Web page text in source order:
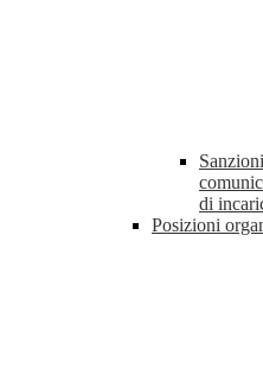
di
Posizioni